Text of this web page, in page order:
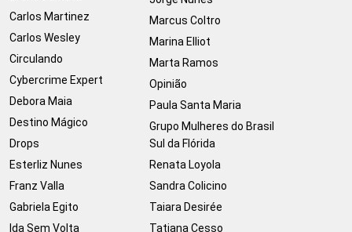
Carlos Martinez
Carlos Wesley
Circulando
Cybercrime Expert
Debora Maia
Destino Mágico
Drops
Esterliz Nunes
Franz Valla
Gabriela Egito
Ida Sem Volta
Marcus Coltro
Marina Elliot
Marta Ramos
Opinião
Paula Santa Maria
Grupo Mulheres do Brasil
Sul da Flórida
Renata Loyola
Sandra Colicino
Taiara Desirée
Tatiana Cesso